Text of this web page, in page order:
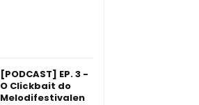
[PODCAST] EP. 3 -
O Clickbait do
Melodifestivalen